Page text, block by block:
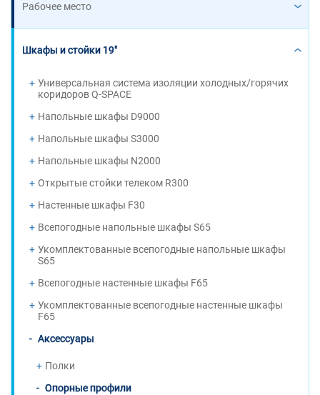
Рабочее место
Шкафы и стойки 19"
Универсальная система изоляции холодных/горячих
коридоров Q-SPACE
Напольные шкафы D9000
Напольные шкафы S3000
Напольные шкафы N2000
Открытые стойки телеком R300
Настенные шкафы F30
Всепогодные напольные шкафы S65
Укомплектованные всепогодные напольные шкафы
S65
Всепогодные настенные шкафы F65
Укомплектованные всепогодные настенные шкафы
F65
Аксессуары
Полки
Опорные профили